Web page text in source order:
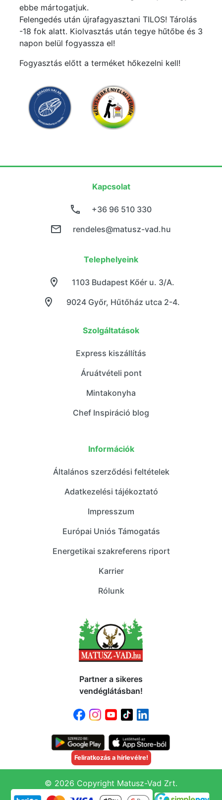
ebbe mártogatjuk.
Felengedés után újrafagyasztani TILOS! Tárolás
-18 fok alatt. Kiolvasztás után tegye hűtőbe és 3
napon belül fogyassza el!
Fogyasztás előtt a terméket hőkezelni kell!
Kapcsolat
+36 96 510 330
rendeles@matusz-vad.hu
Telephelyeink
9024 Győr, Hűtőház utca 2-4.
1103 Budapest Kőér u. 3/A.
Szolgáltatások
Express kiszállítás
Áruátvételi pont
Mintakonyha
Chef Inspiráció blog
Információk
Általános szerződési feltételek
Adatkezelési tájékoztató
Impresszum
Európai Uniós Támogatás
Energetikai szakreferens riport
Karrier
Rólunk
Partner a sikeres
vendéglátásban!
Feliratkozás a hírlevélre!
© 2026 Copyright Matusz-Vad Zrt.